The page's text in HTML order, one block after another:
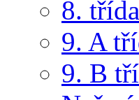
8. třída
9. A
9. B